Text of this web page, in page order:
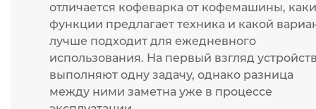
отличается кофеварка от кофемашины,
функции предлагает техника и какой
лучше подходит для ежедневного
использования. На первый взгляд
выполняют одну задачу, однако разница
между ними заметна уже в процессе